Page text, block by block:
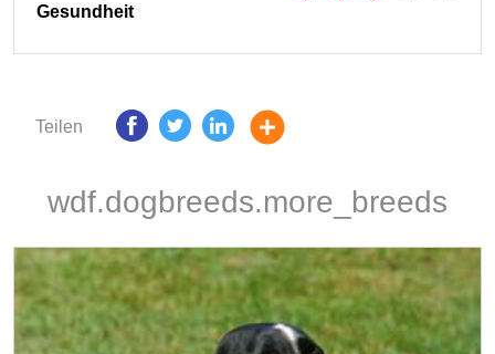
Gesundheit
Teilen
wdf.dogbreeds.more_breeds